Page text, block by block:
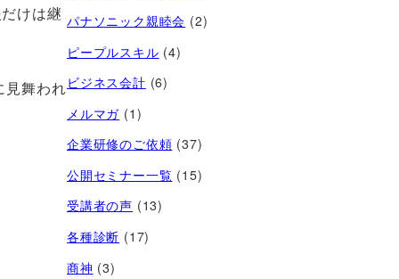
けは継
舞われ
パナソニック親睦会 (2)
ピープルスキル (4)
ビジネス会計 (6)
メルマガ (1)
企業研修のご依頼 (37)
公開セミナー一覧 (15)
受講者の声 (13)
各種診断 (17)
商神 (3)